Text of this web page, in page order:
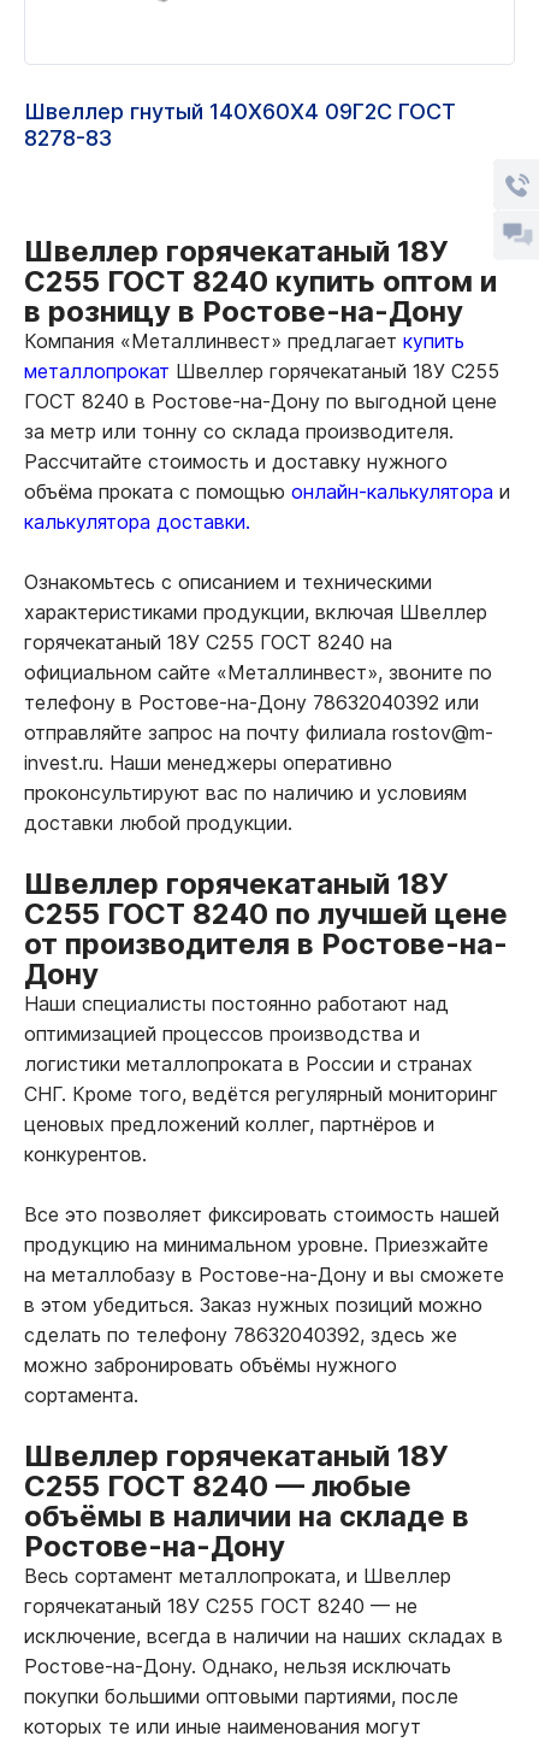
Швеллер гнутый 140Х60Х4 09Г2С ГОСТ
8278-83
Швеллер горячекатаный 18У
С255 ГОСТ 8240 купить оптом и
в розницу в Ростове-на-Дону
Компания «Металлинвест» предлагает купить
металлопрокат Швеллер горячекатаный 18У С255
ГОСТ 8240 в Ростове-на-Дону по выгодной цене
за метр или тонну со склада производителя.
Рассчитайте стоимость и доставку нужного
объёма проката с помощью онлайн-калькулятора и
калькулятора доставки.
Ознакомьтесь с описанием и техническими
характеристиками продукции, включая Швеллер
горячекатаный 18У С255 ГОСТ 8240 на
официальном сайте «Металлинвест», звоните по
телефону в Ростове-на-Дону 78632040392 или
отправляйте запрос на почту филиала rostov@m-
invest.ru. Наши менеджеры оперативно
проконсультируют вас по наличию и условиям
доставки любой продукции.
Швеллер горячекатаный 18У
С255 ГОСТ 8240 по лучшей цене
от производителя в Ростове-на-
Дону
Наши специалисты постоянно работают над
оптимизацией процессов производства и
логистики металлопроката в России и странах
СНГ. Кроме того, ведётся регулярный мониторинг
ценовых предложений коллег, партнёров и
конкурентов.
Все это позволяет фиксировать стоимость нашей
продукцию на минимальном уровне. Приезжайте
на металлобазу в Ростове-на-Дону и вы сможете
в этом убедиться. Заказ нужных позиций можно
сделать по телефону 78632040392, здесь же
можно забронировать объёмы нужного
сортамента.
Швеллер горячекатаный 18У
С255 ГОСТ 8240 — любые
объёмы в наличии на складе в
Ростове-на-Дону
Весь сортамент металлопроката, и Швеллер
горячекатаный 18У С255 ГОСТ 8240 — не
исключение, всегда в наличии на наших складах в
Ростове-на-Дону. Однако, нельзя исключать
покупки большими оптовыми партиями, после
которых те или иные наименования могут